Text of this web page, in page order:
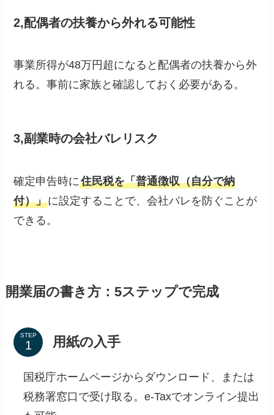
2,配偶者の扶養から外れる可能性
事業所得が48万円超になると配偶者の扶養から外
れる。事前に家族と確認しておく必要がある。
3,副業時の会社バレリスク
確定申告時に住民税を「普通徴収（自分で納
付）」に設定することで、会社バレを防ぐことが
できる。
開業届の書き方：5ステップで完成
STEP 用紙の入手
国税庁ホームページからダウンロード、または
税務署窓口で受け取る。e-Taxでオンライン提出